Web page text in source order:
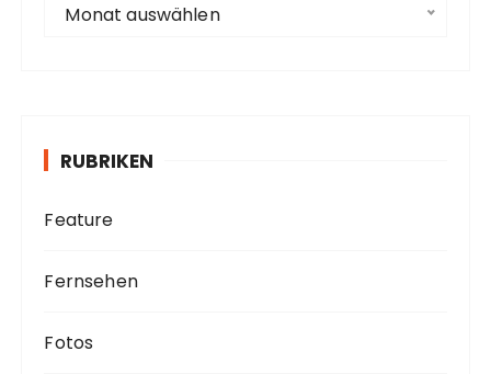
Monat auswählen
RUBRIKEN
Feature
Fernsehen
Fotos